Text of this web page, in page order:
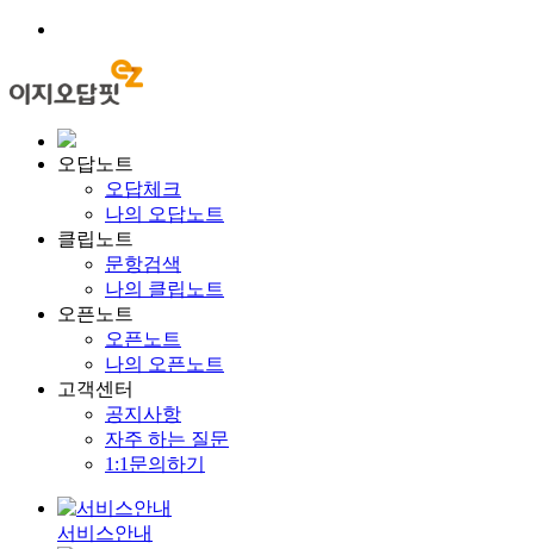
오답노트
오답체크
나의 오답노트
클립노트
문항검색
나의 클립노트
오픈노트
오픈노트
나의 오픈노트
고객센터
공지사항
자주 하는 질문
1:1문의하기
서비스안내